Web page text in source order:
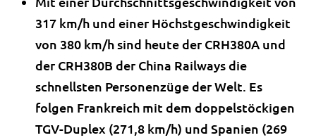
317 km/h und einer Höchstgeschwindigkeit
von 380 km/h sind heute der CRH380A und
der CRH380B der China Railways die
schnellsten Personenzüge der Welt. Es
folgen Frankreich mit dem doppelstöckigen
TGV-Duplex (271,8 km/h) und Spanien (269